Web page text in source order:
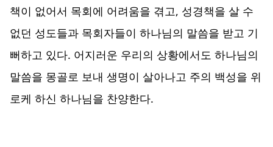
책이 없어서 목회에 어려움을 겪고, 성경책을 살 수
없던 성도들과 목회자들이 하나님의 말씀을 받고 기
뻐하고 있다. 어지러운 우리의 상황에서도 하나님의
말씀을 몽골로 보내 생명이 살아나고 주의 백성을 위
로케 하신 하나님을 찬양한다.